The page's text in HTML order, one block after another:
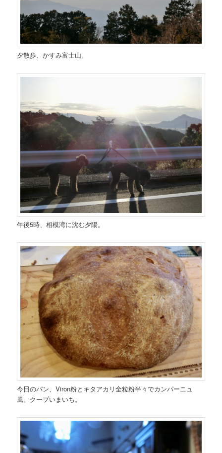
夕散歩、かすみ富士山。
午後5時、相模湾に沈む夕陽。
今日のパン、Viron粉とキタアカリ全粒粉半々でカンパーニュ
風。クープいまいち。